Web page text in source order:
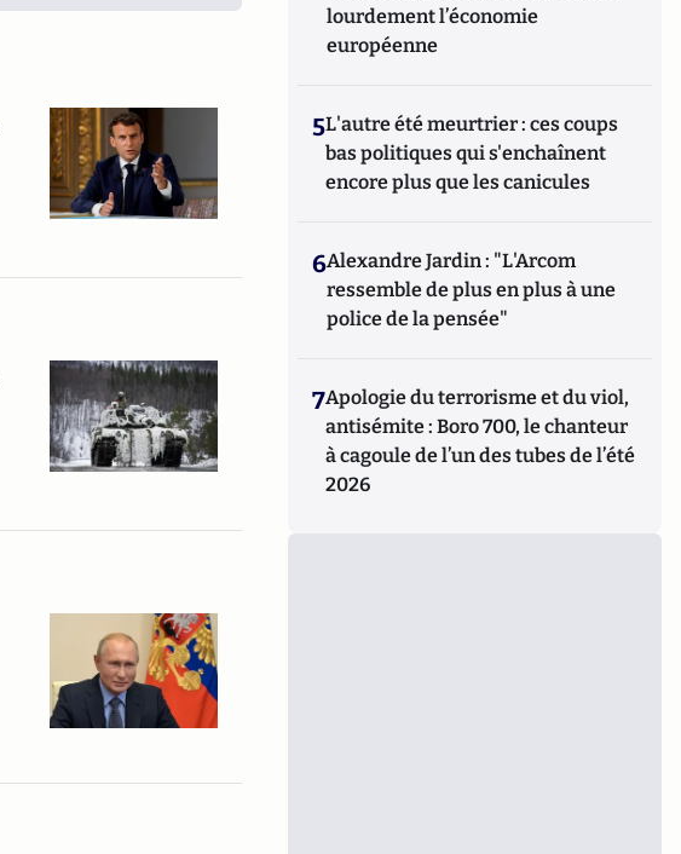
lourdement l’économie
européenne
5L'autre été meurtrier : ces coups
bas politiques qui s'enchaînent
encore plus que les canicules
6Alexandre Jardin : "L'Arcom
ressemble de plus en plus à une
police de la pensée"
7Apologie du terrorisme et du viol,
antisémite : Boro 700, le chanteur
à cagoule de l’un des tubes de l’été
2026